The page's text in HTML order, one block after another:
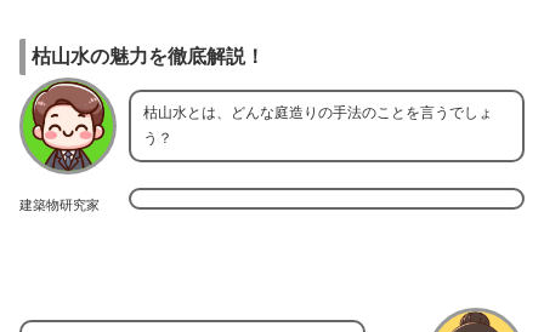
枯山水の魅力を徹底解説！
建築物研究家
枯山水とは、どんな庭造りの手法のことを言うでしょ
う？